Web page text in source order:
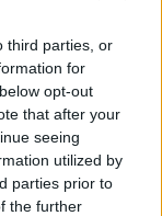
third parties, or
for
opt-out
that after your
seeing
utilized by
parties prior to
the further
ünnepség, a
olvasás lesz a
belvárosa a